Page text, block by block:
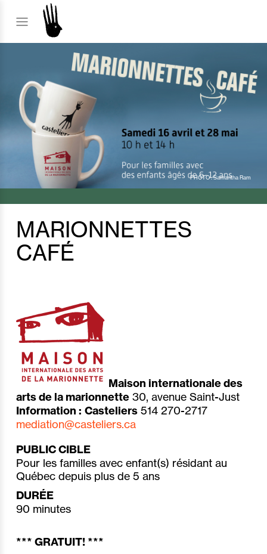
PHOTO : Samantha Ram
MARIONNETTES
CAFÉ
Maison internationale des
arts de la marionnette 30, avenue Saint-Just
Information : Casteliers 514 270-2717
mediation@casteliers.ca
PUBLIC CIBLE
Pour les familles avec enfant(s) résidant au
Québec depuis plus de 5 ans
DURÉE
90 minutes
*** GRATUIT! ***